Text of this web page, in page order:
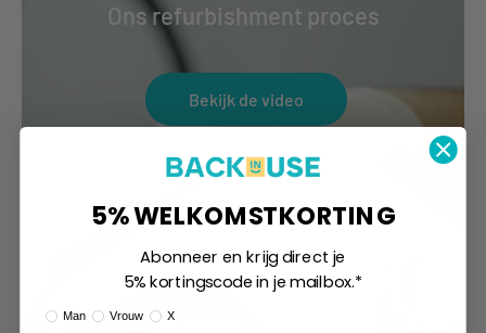
Ons refurbishment proces
Bekijk de video
5% WELKOMSTKORTING
Abonneer en krijg direct je
5% kortingscode in je mailbox.*
Ik ben:
Man Vrouw X